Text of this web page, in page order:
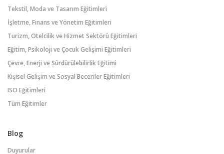
Tekstil, Moda ve Tasarım Eğitimleri
İşletme, Finans ve Yönetim Eğitimleri
Turizm, Otelcilik ve Hizmet Sektörü Eğitimleri
Eğitim, Psikoloji ve Çocuk Gelişimi Eğitimleri
Çevre, Enerji ve Sürdürülebilirlik Eğitimi
Kişisel Gelişim ve Sosyal Beceriler Eğitimleri
ISO Eğitimleri
Tüm Eğitimler
Blog
Duyurular